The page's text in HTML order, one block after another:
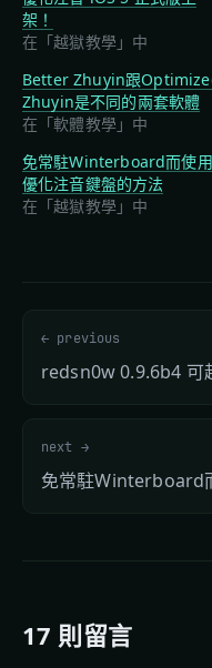
架！
在「越獄教學」中
Better Zhuyin跟
Zhuyin是不同的兩套軟體
在「軟體教學」中
免常駐Winterboard而使用
優化注音鍵盤的方法
在「越獄教學」中
← previous
redsn0w 0.9.6b4 可
next →
免常駐Winterboard
17 則留言